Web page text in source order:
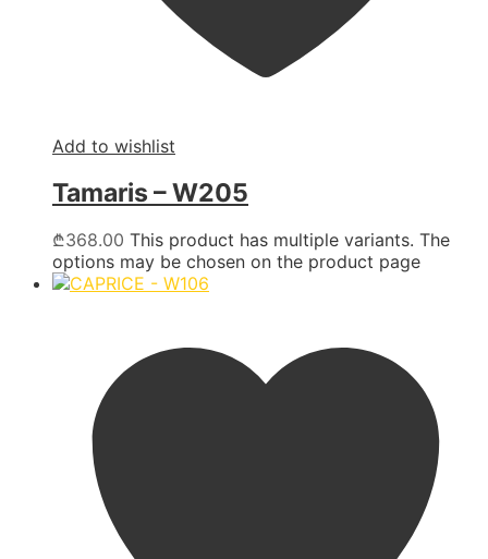
Add to wishlist
Tamaris – W205
₾368.00 This product has multiple variants. The
options may be chosen on the product page